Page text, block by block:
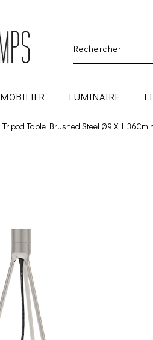
MOBILIER LUMINAIRE
Tripod Table Brushed Steel Ø9 X H36Cm